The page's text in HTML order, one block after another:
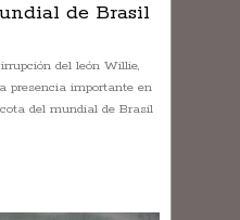
de Brasil
del león Willie,
presencia importante en
del mundial de Brasil